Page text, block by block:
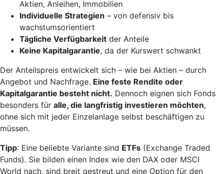
Aktien, Anleihen, Immobilien
Individuelle Strategien – von defensiv bis
wachstumsorientiert
Tägliche Verfügbarkeit der Anteile
Keine Kapitalgarantie, da der Kurswert schwankt
Der Anteilspreis entwickelt sich – wie bei Aktien – durch
Angebot und Nachfrage. Eine feste Rendite oder
Kapitalgarantie besteht nicht. Dennoch eignen sich Fonds
besonders für alle, die langfristig investieren möchten,
ohne sich mit jeder Einzelanlage selbst beschäftigen zu
müssen.
Tipp: Eine beliebte Variante sind ETFs (Exchange Traded
Funds). Sie bilden einen Index wie den DAX oder MSCI
World nach, sind breit gestreut und eine Option für den